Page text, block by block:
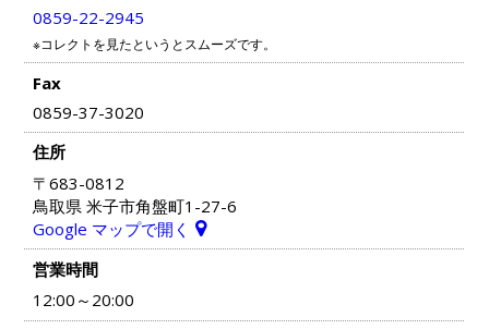
0859-22-2945
※コレクトを見たというとスムーズです。
Fax
0859-37-3020
住所
〒683-0812
鳥取県 米子市角盤町1-27-6
Google マップで開く
営業時間
12:00～20:00